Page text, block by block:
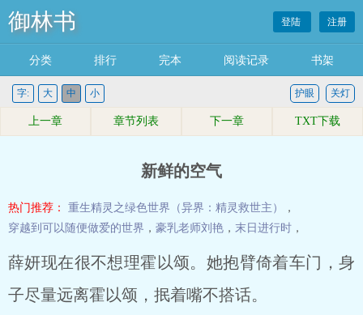
御林书 登陆 注册
分类 排行 完本 阅读记录 书架
字: 大 中 小 关灯
护眼
上一章 章节列表 下一章 TXT下载
新鲜的空气
热门推荐： 重生精灵之绿色世界（异界：精灵救世主）
，
穿越到可以随便做爱的世界 ， 豪乳老师刘艳 ， 末日进行时 ，
薛妍现在很不想理霍以颂。她抱臂倚着车门，身
子尽量远离霍以颂，抿着嘴不搭话。